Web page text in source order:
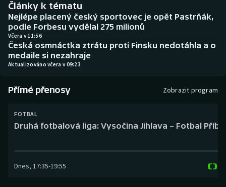
Biatlon
Boby a skeleton
Box
Curling
Aplikace ČT sport
AZ kvíz
Články k tématu
Nejlépe placený český sportovec je opět Pastrňák,
podle Forbesu vydělal 275 milionů
Včera v 11:56
Česká osmnáctka ztrátu proti Finsku nedotáhla a o
medaile si nezahraje
Aktualizováno včera v 09:23
Přímé přenosy Zobrazit program
FOTBAL
Druhá fotbalová liga: Vysočina Jihlava – Fotbal
Dnes, 17:35-19:55